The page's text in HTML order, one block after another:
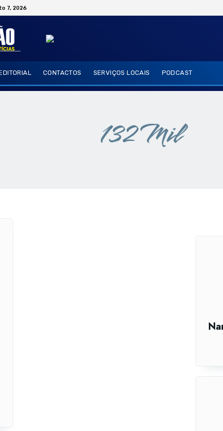
7, 2026
CONTACTOS SERVIÇOS LOCAIS PODCAST
132 Mil